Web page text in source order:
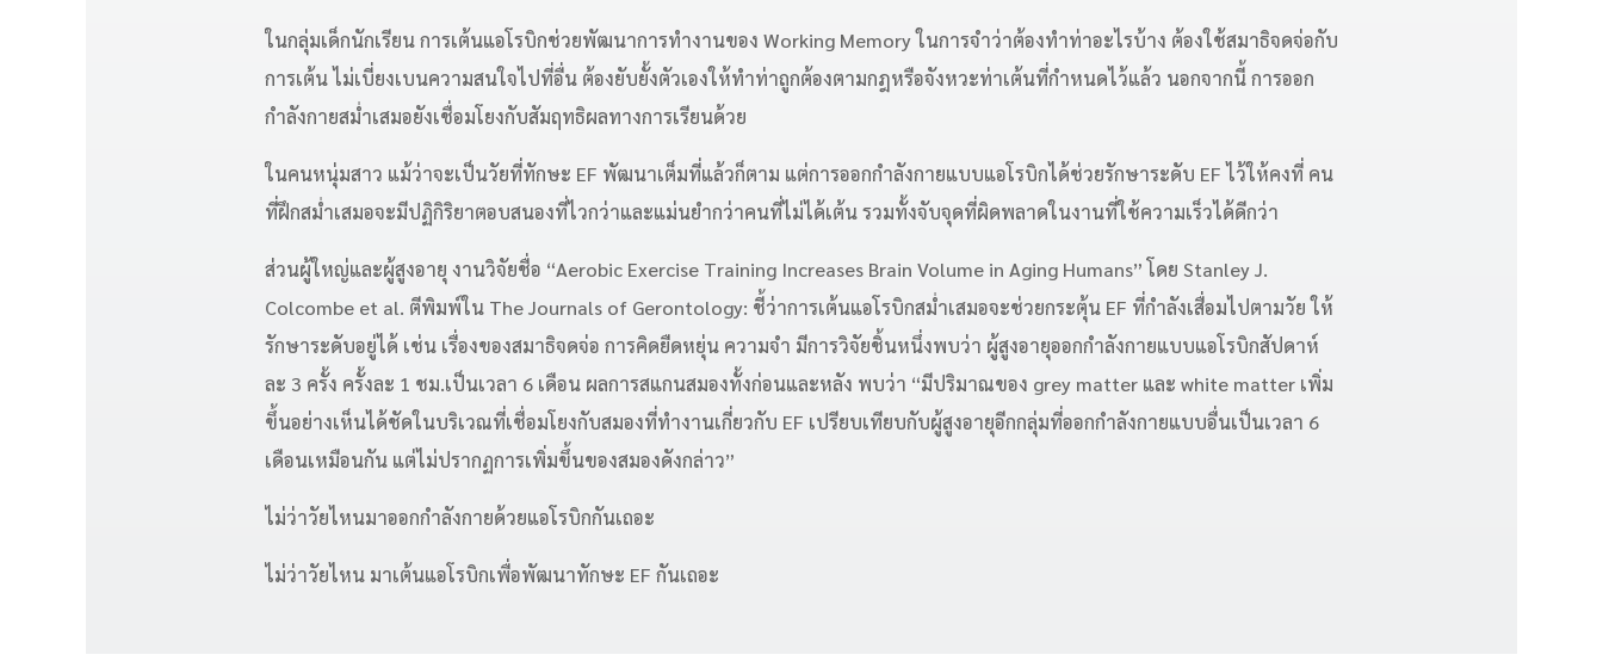
ในกลุ่มเด็กนักเรียน การเต้นแอโรบิกช่วยพัฒนาการทำงานของ Working Memory ในการจำว่าต้องทำท่าอะไรบ้าง ต้องใช้สมาธิจดจ่อกับ
การเต้น ไม่เบี่ยงเบนความสนใจไปที่อื่น ต้องยับยั้งตัวเองให้ทำท่าถูกต้องตามกฎหรือจังหวะท่าเต้นที่กำหนดไว้แล้ว นอกจากนี้ การออก
กำลังกายสม่ำเสมอยังเชื่อมโยงกับสัมฤทธิผลทางการเรียนด้วย
ในคนหนุ่มสาว แม้ว่าจะเป็นวัยที่ทักษะ EF พัฒนาเต็มที่แล้วก็ตาม แต่การออกกำลังกายแบบแอโรบิกได้ช่วยรักษาระดับ EF ไว้ให้คงที่ คน
ที่ฝึกสม่ำเสมอจะมีปฏิกิริยาตอบสนองที่ไวกว่าและแม่นยำกว่าคนที่ไม่ได้เต้น รวมทั้งจับจุดที่ผิดพลาดในงานที่ใช้ความเร็วได้ดีกว่า
ส่วนผู้ใหญ่และผู้สูงอายุ งานวิจัยชื่อ “Aerobic Exercise Training Increases Brain Volume in Aging Humans” โดย Stanley J.
Colcombe et al. ตีพิมพ์ใน The Journals of Gerontology: ชี้ว่าการเต้นแอโรบิกสม่ำเสมอจะช่วยกระตุ้น EF ที่กำลังเสื่อมไปตามวัย ให้
รักษาระดับอยู่ได้ เช่น เรื่องของสมาธิจดจ่อ การคิดยืดหยุ่น ความจำ มีการวิจัยชิ้นหนึ่งพบว่า ผู้สูงอายุออกกำลังกายแบบแอโรบิกสัปดาห์
ละ 3 ครั้ง ครั้งละ 1 ชม.เป็นเวลา 6 เดือน ผลการสแกนสมองทั้งก่อนและหลัง พบว่า “มีปริมาณของ grey matter และ white matter เพิ่ม
ขึ้นอย่างเห็นได้ชัดในบริเวณที่เชื่อมโยงกับสมองที่ทำงานเกี่ยวกับ EF เปรียบเทียบกับผู้สูงอายุอีกกลุ่มที่ออกกำลังกายแบบอื่นเป็นเวลา 6
เดือนเหมือนกัน แต่ไม่ปรากฏการเพิ่มขึ้นของสมองดังกล่าว”
ไม่ว่าวัยไหนมาออกกำลังกายด้วยแอโรบิกกันเถอะ
ไม่ว่าวัยไหน มาเต้นแอโรบิกเพื่อพัฒนาทักษะ EF กันเถอะ